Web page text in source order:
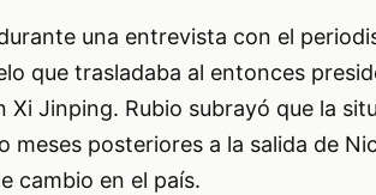
una entrevista con el
que trasladaba al entonces
Jinping. Rubio subrayó que la
meses posteriores a la salida de
cambio en el país.